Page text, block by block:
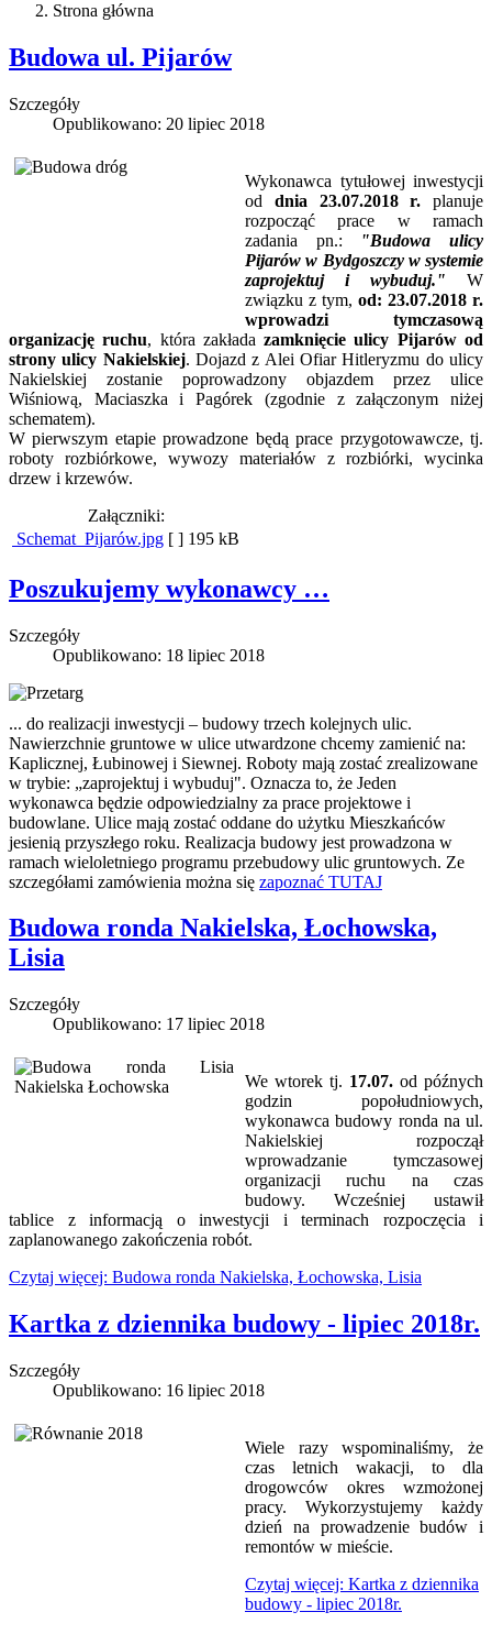
Strona główna
Budowa ul. Pijarów
Szczegóły
Opublikowano: 20 lipiec 2018
Wykonawca tytułowej inwestycji
od dnia 23.07.2018 r. planuje
rozpocząć prace w ramach
zadania pn.: "Budowa ulicy
Pijarów w Bydgoszczy w systemie
zaprojektuj i wybuduj."
W
związku z tym, od: 23.07.2018 r.
wprowadzi tymczasową
organizację ruchu, która zakładazamknięcie ulicy Pijarów od
strony ulicy Nakielskiej. Dojazd z Alei Ofiar Hitleryzmu do ulicy
Nakielskiej zostanie poprowadzony objazdem przez ulice
Wiśniową, Maciaszka i Pagórek (zgodnie z załączonym niżej
schematem).
W pierwszym etapie prowadzone będą prace przygotowawcze, tj.
roboty rozbiórkowe, wywozy materiałów z rozbiórki, wycinka
drzew i krzewów.
Załączniki:
Schemat_Pijarów.jpg [ ] 195 kB
Poszukujemy wykonawcy …
Szczegóły
Opublikowano: 18 lipiec 2018
... do realizacji inwestycji – budowy trzech kolejnych ulic.
Nawierzchnie gruntowe w ulice utwardzone chcemy zamienić na:
Kaplicznej, Łubinowej i Siewnej. Roboty mają zostać zrealizowane
w trybie: „zaprojektuj i wybuduj". Oznacza to, że Jeden
wykonawca będzie odpowiedzialny za prace projektowe i
budowlane. Ulice mają zostać oddane do użytku Mieszkańców
jesienią przyszłego roku. Realizacja budowy jest prowadzona w
ramach wieloletniego programu przebudowy ulic gruntowych. Ze
szczegółami zamówienia można się zapoznać TUTAJ
Budowa ronda Nakielska, Łochowska,
Lisia
Szczegóły
Opublikowano: 17 lipiec 2018
We wtorek tj. 17.07. od późnych
godzin popołudniowych,
wykonawca budowy ronda na ul.
Nakielskiej rozpoczął
wprowadzanie tymczasowej
organizacji ruchu na czas
budowy. Wcześniej ustawił
tablice z informacją o inwestycji i terminach rozpoczęcia i
zaplanowanego zakończenia robót.
Czytaj więcej: Budowa ronda Nakielska, Łochowska, Lisia
Kartka z dziennika budowy - lipiec 2018r.
Szczegóły
Opublikowano: 16 lipiec 2018
Wiele razy wspominaliśmy, że
czas letnich wakacji, to dla
drogowców okres wzmożonej
pracy. Wykorzystujemy każdy
dzień na prowadzenie budów i
remontów w mieście.
Czytaj więcej: Kartka z dziennika
budowy - lipiec 2018r.